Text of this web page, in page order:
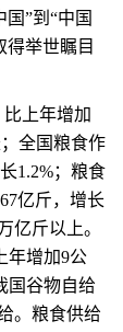
”到“中国
得举世瞩目
上年增加
全国粮食作
1.2%；粮食
亿斤，增长
亿斤以上。
年增加9公
国谷物自给
。粮食供给